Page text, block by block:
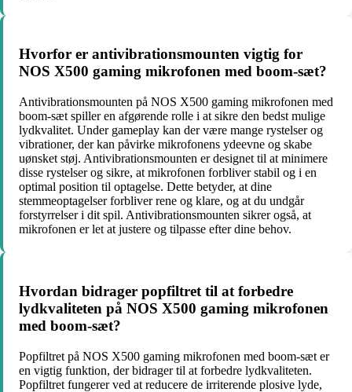
Hvorfor er antivibrationsmounten vigtig for
NOS X500 gaming mikrofonen med boom-sæt?
Antivibrationsmounten på NOS X500 gaming mikrofonen med
boom-sæt spiller en afgørende rolle i at sikre den bedst mulige
lydkvalitet. Under gameplay kan der være mange rystelser og
vibrationer, der kan påvirke mikrofonens ydeevne og skabe
uønsket støj. Antivibrationsmounten er designet til at minimere
disse rystelser og sikre, at mikrofonen forbliver stabil og i en
optimal position til optagelse. Dette betyder, at dine
stemmeoptagelser forbliver rene og klare, og at du undgår
forstyrrelser i dit spil. Antivibrationsmounten sikrer også, at
mikrofonen er let at justere og tilpasse efter dine behov.
Hvordan bidrager popfiltret til at forbedre
lydkvaliteten på NOS X500 gaming mikrofonen
med boom-sæt?
Popfiltret på NOS X500 gaming mikrofonen med boom-sæt er
en vigtig funktion, der bidrager til at forbedre lydkvaliteten.
Popfiltret fungerer ved at reducere de irriterende plosive lyde,